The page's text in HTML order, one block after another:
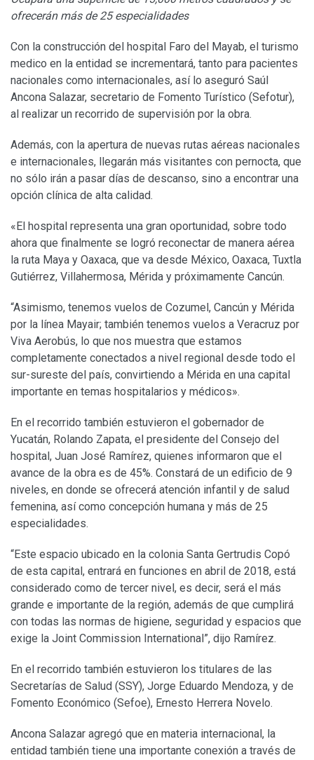
ofrecerán más de 25 especialidades
Con la construcción del hospital Faro del Mayab, el turismo
medico en la entidad se incrementará, tanto para pacientes
nacionales como internacionales, así lo aseguró Saúl
Ancona Salazar, secretario de Fomento Turístico (Sefotur),
al realizar un recorrido de supervisión por la obra.
Además, con la apertura de nuevas rutas aéreas nacionales
e internacionales, llegarán más visitantes con pernocta, que
no sólo irán a pasar días de descanso, sino a encontrar una
opción clínica de alta calidad.
«El hospital representa una gran oportunidad, sobre todo
ahora que finalmente se logró reconectar de manera aérea
la ruta Maya y Oaxaca, que va desde México, Oaxaca, Tuxtla
Gutiérrez, Villahermosa, Mérida y próximamente Cancún.
“Asimismo, tenemos vuelos de Cozumel, Cancún y Mérida
por la línea Mayair; también tenemos vuelos a Veracruz por
Viva Aerobús, lo que nos muestra que estamos
completamente conectados a nivel regional desde todo el
sur-sureste del país, convirtiendo a Mérida en una capital
importante en temas hospitalarios y médicos».
En el recorrido también estuvieron el gobernador de
Yucatán, Rolando Zapata, el presidente del Consejo del
hospital, Juan José Ramírez, quienes informaron que el
avance de la obra es de 45%. Constará de un edificio de 9
niveles, en donde se ofrecerá atención infantil y de salud
femenina, así como concepción humana y más de 25
especialidades.
“Este espacio ubicado en la colonia Santa Gertrudis Copó
de esta capital, entrará en funciones en abril de 2018, está
considerado como de tercer nivel, es decir, será el más
grande e importante de la región, además de que cumplirá
con todas las normas de higiene, seguridad y espacios que
exige la Joint Commission International”, dijo Ramírez.
En el recorrido también estuvieron los titulares de las
Secretarías de Salud (SSY), Jorge Eduardo Mendoza, y de
Fomento Económico (Sefoe), Ernesto Herrera Novelo.
Ancona Salazar agregó que en materia internacional, la
entidad también tiene una importante conexión a través de